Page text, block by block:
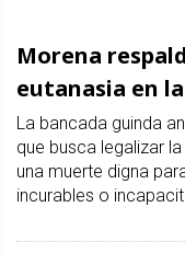
Morena
eutanasia en
La bancada guinda
que busca legalizar
una muerte digna
incurables o